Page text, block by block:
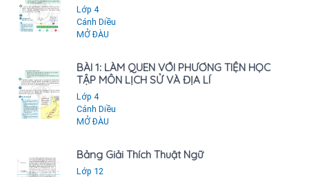
Lớp 4
Cánh Diều
MỞ ĐÀU
BÀI 1: LÀM QUEN VỚI PHƯƠNG TIỆN HỌC
TẬP MÔN LỊCH SỬ VÀ ĐỊA LÍ
Lớp 4
Cánh Diều
MỞ ĐÀU
Bảng Giải Thích Thuật Ngữ
Lớp 12